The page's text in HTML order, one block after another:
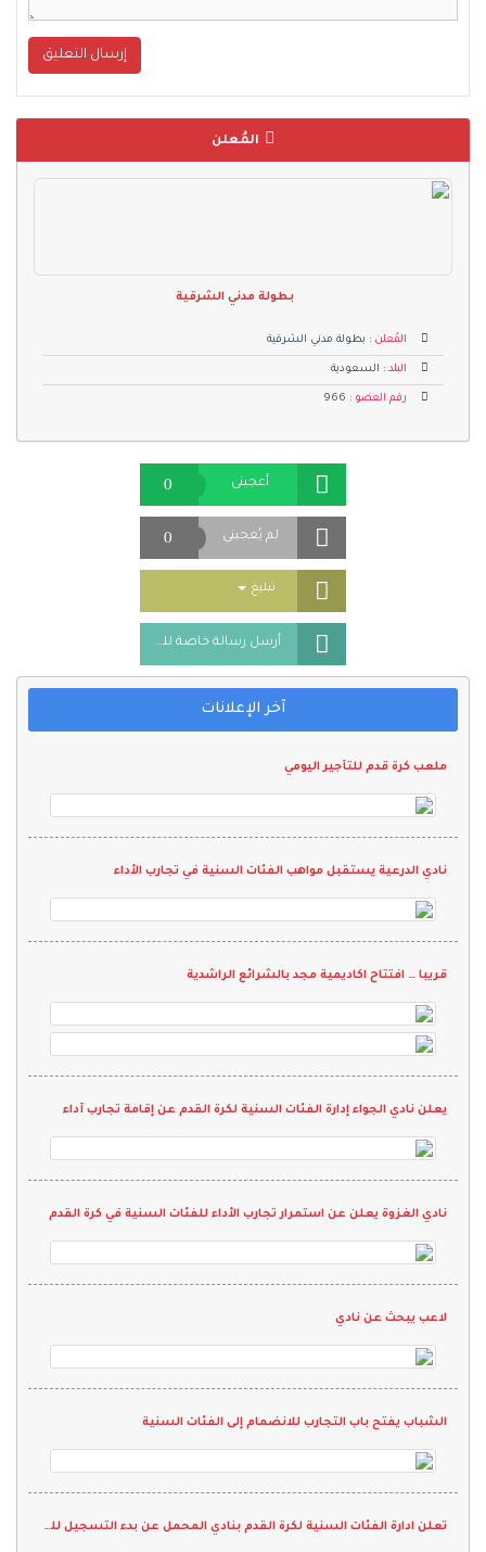
إرسال التعليق
المُعلن
بطولة مدني الشرقية
المُعلن : بطولة مدني الشرقية
البلد : السعودية
رقم العضو : 966
أعجبنى 0
لم يُعجبنى 0
تبليغ Toggle Dropdown
أرسل رسالة خاصة للمُعلن
آخر الإعلانات
ملعب كرة قدم للتأجير اليومي
نادي الدرعية يستقبل مواهب الفئات السنية في تجارب الأداء
قريبا … افتتاح اكاديمية مجد بالشرائع الراشدية
يعلن نادي الجواء إدارة الفئات السنية لكرة القدم عن إقامة تجارب أداء
نادي الغزوة يعلن عن استمرار تجارب الأداء للفئات السنية في كرة القدم
لاعب يبحث عن نادي
الشباب يفتح باب التجارب للانضمام إلى الفئات السنية
تعلن ادارة الفئات السنية لكرة القدم بنادي المحمل عن بدء التسجيل للمرحلة الأولى